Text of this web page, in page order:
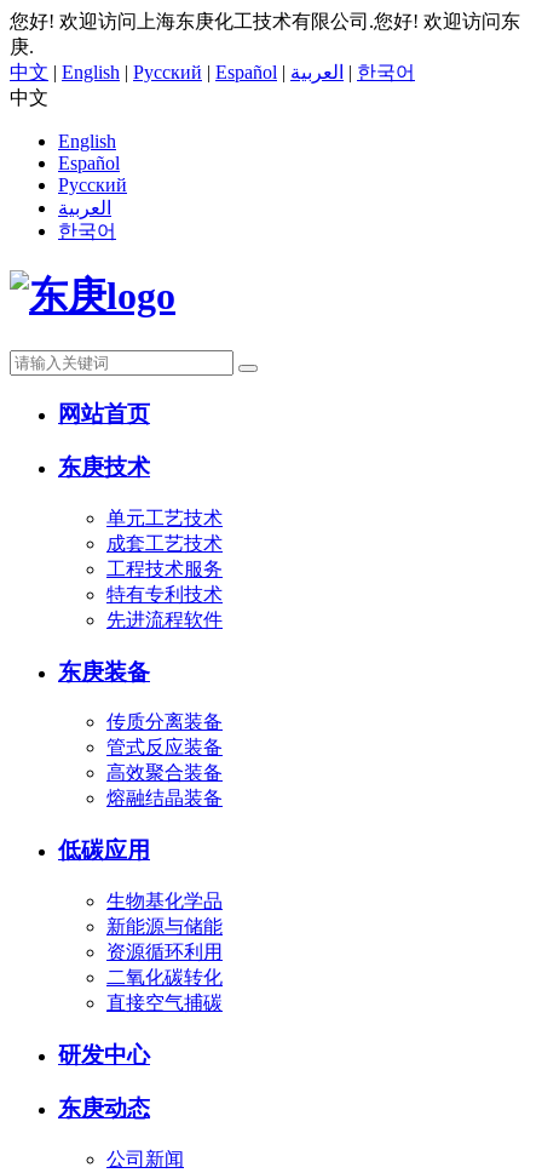
您好! 欢迎访问上海东庚化工技术有限公司.您好! 欢迎访问东
庚.
中文 | English | Русский | Español | العربية | 한국어
中文
English
Español
Русский
العربية
한국어
网站首页
东庚技术
单元工艺技术
成套工艺技术
工程技术服务
特有专利技术
先进流程软件
东庚装备
传质分离装备
管式反应装备
高效聚合装备
熔融结晶装备
低碳应用
生物基化学品
新能源与储能
资源循环利用
二氧化碳转化
直接空气捕碳
研发中心
东庚动态
公司新闻